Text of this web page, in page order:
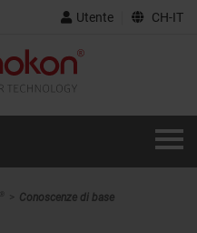
Utente CH-IT
Conoscenze di base